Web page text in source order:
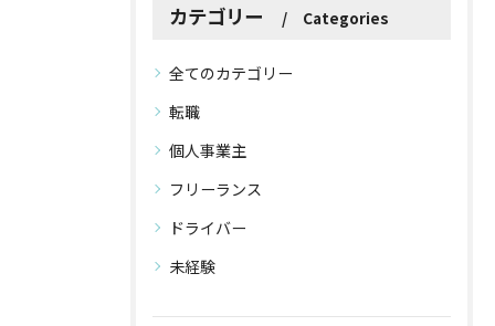
カテゴリー Categories
全てのカテゴリー
転職
個人事業主
フリーランス
ドライバー
未経験